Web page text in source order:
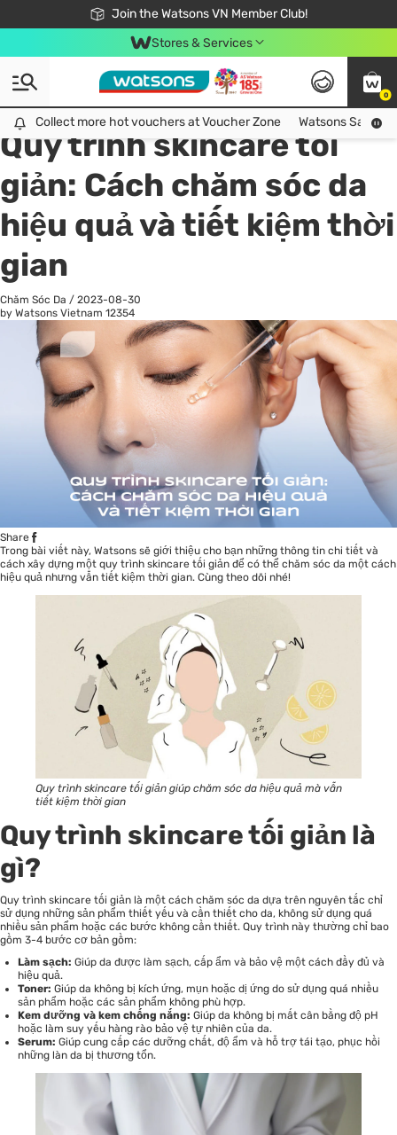
Join the Watsons VN Member Club!
Free Shipping For Order From 249,000Đ
24h Fast delivery in Hồ Chí Minh City
Stores & Services
0
Collect more hot vouchers at Voucher Zone
Collect more hot vouchers at Voucher Zone Watsons Safety
All
Chăm Sóc Cá Nhân
Quy trình skincare tối
giản: Cách chăm sóc da
hiệu quả và tiết kiệm thời
gian
Chăm Sóc Da / 2023-08-30
by Watsons Vietnam 12354
Share
Trong bài viết này, Watsons sẽ giới thiệu cho bạn những thông tin chi tiết và
cách xây dựng một quy trình skincare tối giản để có thể chăm sóc da một cách
hiệu quả nhưng vẫn tiết kiệm thời gian. Cùng theo dõi nhé!
Quy trình skincare tối giản giúp chăm sóc da hiệu quả mà vẫn
tiết kiệm thời gian
Quy trình skincare tối giản là
gì?
Quy trình skincare tối giản là một cách chăm sóc da dựa trên nguyên tắc chỉ
sử dụng những sản phẩm thiết yếu và cần thiết cho da, không sử dụng quá
nhiều sản phẩm hoặc các bước không cần thiết. Quy trình này thường chỉ bao
gồm 3-4 bước cơ bản gồm:
Làm sạch: Giúp da được làm sạch, cấp ẩm và bảo vệ một cách đầy đủ và
hiệu quả.
Toner: Giúp da không bị kích ứng, mụn hoặc dị ứng do sử dụng quá nhiều
sản phẩm hoặc các sản phẩm không phù hợp.
Kem dưỡng và kem chống nắng: Giúp da không bị mất cân bằng độ pH
hoặc làm suy yếu hàng rào bảo vệ tự nhiên của da.
Serum: Giúp cung cấp các dưỡng chất, độ ẩm và hỗ trợ tái tạo, phục hồi
những làn da bị thương tổn.